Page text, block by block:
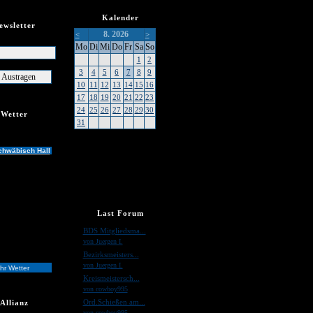
Wetter
Hall
Wetter
Allianz
Kalender
<
8. 2026 >
Mo Di Mi Do Fr Sa So
1
2
3
4 5 6 7 8
9
10
11 12 13 14 15 16
17 18 19 20 21 22 23
24 25 26 27 28 29 30
31
Last Forum
BDS Mitgliedsma...
von Juergen I.
Bezirksmeisters...
von Juergen I.
Kreismeistersch...
von cowboy995
Ord.Schießen am...